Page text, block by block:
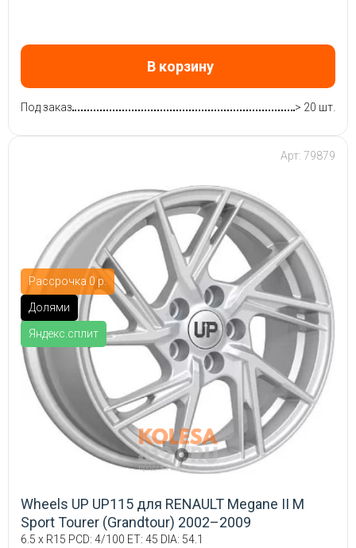
В корзину
Под заказ > 20 шт.
Рассрочка 0 р.
Долями
Яндекс.сплит
Арт: 79879
Wheels UP UP115 для RENAULT Megane II М
Sport Tourer (Grandtour) 2002–2009
6.5 x R15 PCD: 4/100 ET: 45 DIA: 54.1